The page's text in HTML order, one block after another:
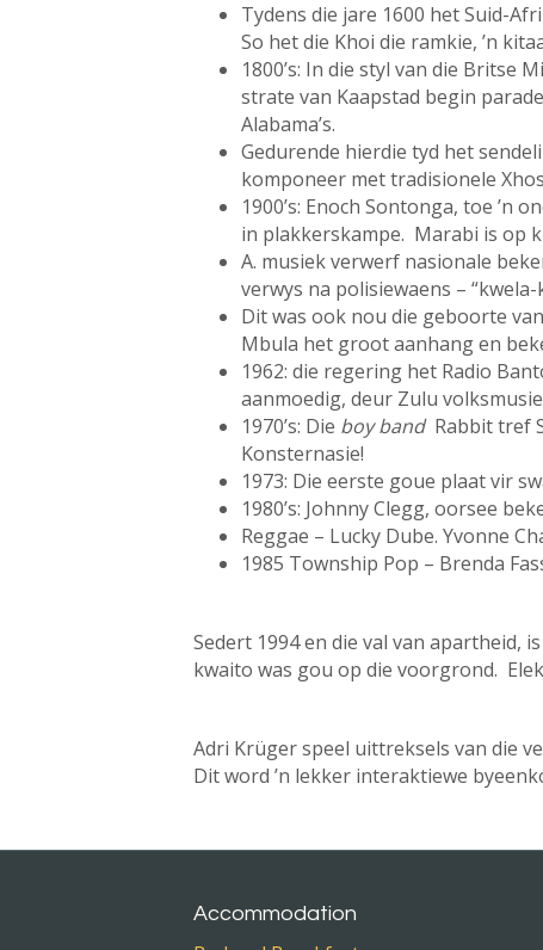
Tydens die jare 1600 het Suid-
So het die Khoi die ramkie, ’n
1800’s: In die styl van die
strate van Kaapstad begin
Alabama’s.
Gedurende hierdie tyd het
komponeer met tradisionele
1900’s: Enoch Sontonga, toe ’n
in plakkerskampe. Marabi is op
A. musiek verwerf nasionale
verwys na polisiewaens – “kwela-
Dit was ook nou die geboorte
Mbula het groot aanhang en
1962: die regering het Radio
aanmoedig, deur Zulu
1970’s: Die boy band Rabbit tref
Konsternasie!
1973: Die eerste goue plaat vir
1980’s: Johnny Clegg, oorsee
Reggae – Lucky Dube. Yvonne
1985 Township Pop – Brenda
Sedert 1994 en die val van apartheid,
kwaito was gou op die voorgrond.
Adri Krüger speel uittreksels van die
Dit word ’n lekker interaktiewe
Accommodation